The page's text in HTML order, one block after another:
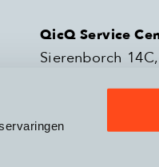
QicQ Service
Sierenborch